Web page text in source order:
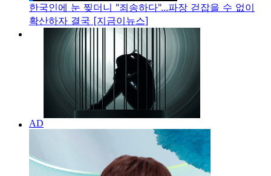
한국인에 눈 찢더니 "죄송하다"...파장 걷잡을 수 없이
확산하자 결국 [지금이뉴스]